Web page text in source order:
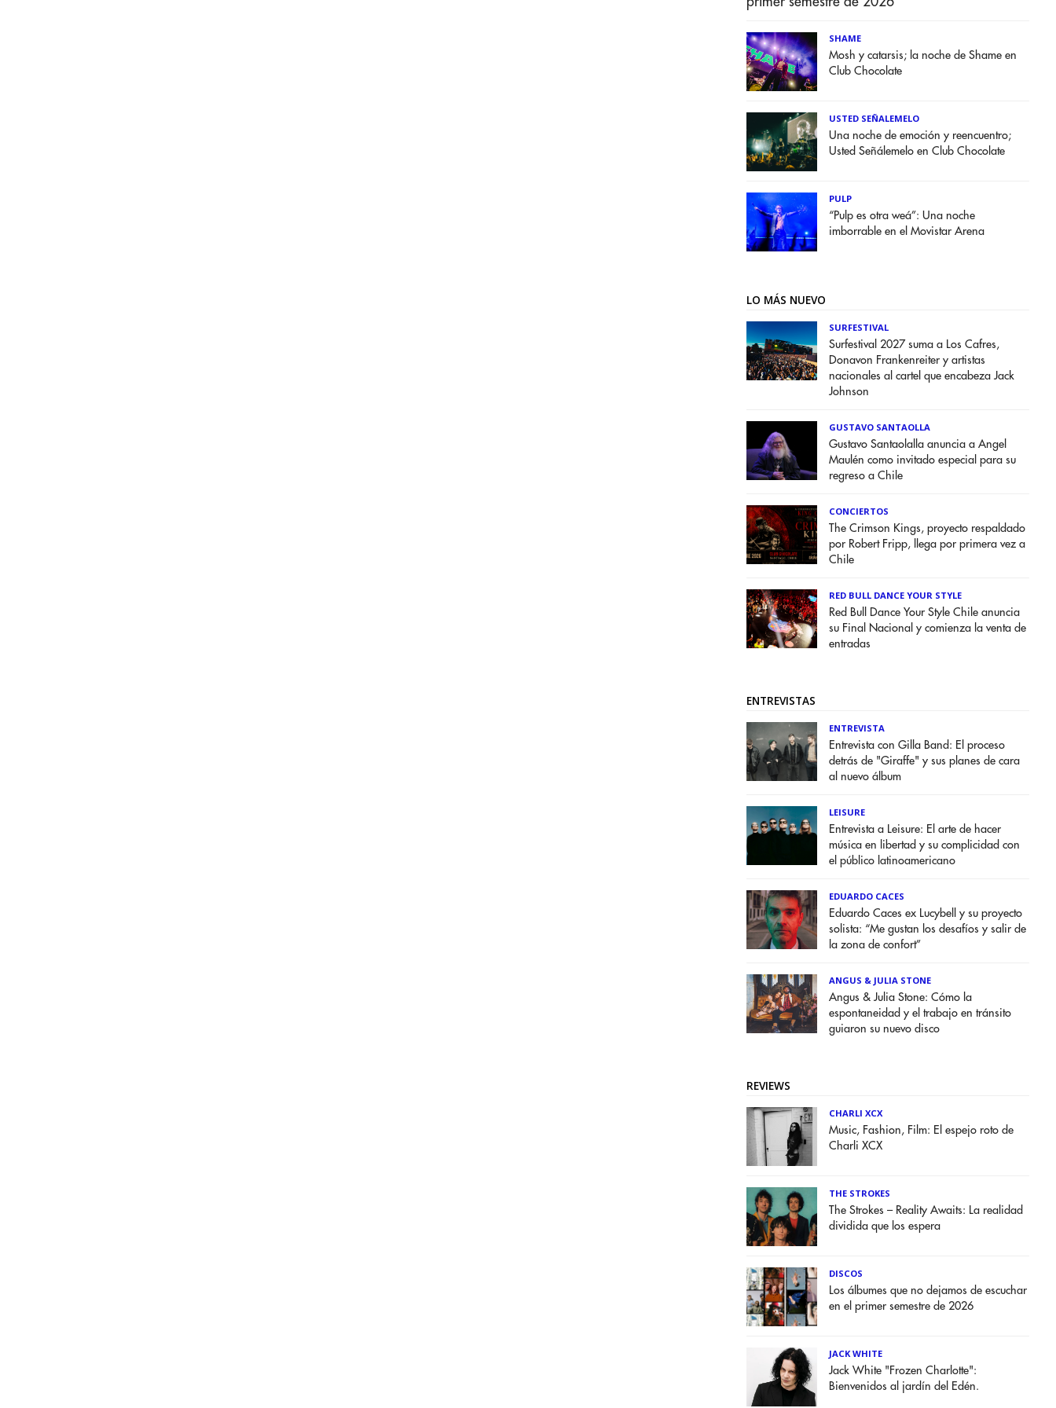
SHAME
Mosh y catarsis; la noche de Shame en
Club Chocolate
USTED SEÑALEMELO
Una noche de emoción y reencuentro;
Usted Señálemelo en Club Chocolate
PULP
“Pulp es otra weá”: Una noche
imborrable en el Movistar Arena
LO MÁS NUEVO
SURFESTIVAL
Surfestival 2027 suma a Los Cafres,
Donavon Frankenreiter y artistas
nacionales al cartel que encabeza Jack
Johnson
GUSTAVO SANTAOLLA
Gustavo Santaolalla anuncia a Angel
Maulén como invitado especial para su
regreso a Chile
CONCIERTOS
The Crimson Kings, proyecto respaldado
por Robert Fripp, llega por primera vez a
Chile
RED BULL DANCE YOUR STYLE
Red Bull Dance Your Style Chile anuncia
su Final Nacional y comienza la venta de
entradas
ENTREVISTAS
ENTREVISTA
Entrevista con Gilla Band: El proceso
detrás de "Giraffe" y sus planes de cara
al nuevo álbum
LEISURE
Entrevista a Leisure: El arte de hacer
música en libertad y su complicidad con
el público latinoamericano
EDUARDO CACES
Eduardo Caces ex Lucybell y su proyecto
solista: “Me gustan los desafíos y salir de
la zona de confort”
ANGUS & JULIA STONE
Angus & Julia Stone: Cómo la
espontaneidad y el trabajo en tránsito
guiaron su nuevo disco
REVIEWS
CHARLI XCX
Music, Fashion, Film: El espejo roto de
Charli XCX
THE STROKES
The Strokes – Reality Awaits: La realidad
dividida que los espera
DISCOS
Los álbumes que no dejamos de escuchar
en el primer semestre de 2026
JACK WHITE
Jack White "Frozen Charlotte":
Bienvenidos al jardín del Edén.